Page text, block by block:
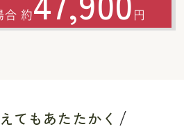
合 約 円
てもあたたかく